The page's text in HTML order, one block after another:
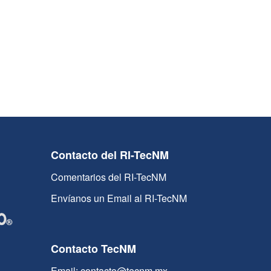
Contacto del RI-TecNM
Comentarios del RI-TecNM
Envíanos un Email al RI-TecNM
Contacto TecNM